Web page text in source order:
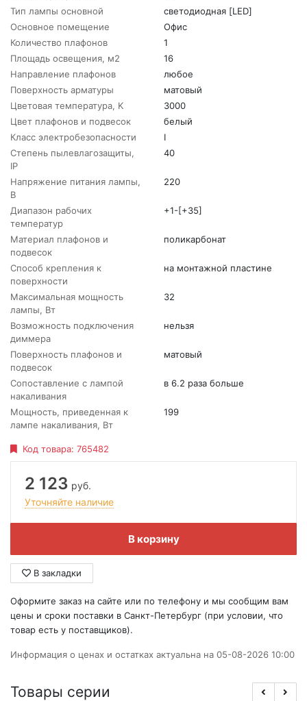
Тип лампы основной
светодиодная [LED]
Основное помещение
Офис
Количество плафонов
1
Площадь освещения, м2
16
Направление плафонов
любое
Поверхность арматуры
матовый
Цветовая температура, K
3000
Цвет плафонов и подвесок
белый
Класс электробезопасности
I
Степень пылевлагозащиты,
IP
40
Напряжение питания лампы,
В
220
Диапазон рабочих
температур
+1-[+35]
Материал плафонов и
подвесок
поликарбонат
Способ крепления к
поверхности
на монтажной пластине
Максимальная мощность
лампы, Вт
32
Возможность подключения
диммера
нельзя
Поверхность плафонов и
подвесок
матовый
Сопоставление с лампой
накаливания
в 6.2 раза больше
Мощность, приведенная к
лампе накаливания, Вт
199
Код товара: 765482
2 123 руб.
Уточняйте наличие
В корзину
В закладки
Оформите заказ на сайте или по телефону и мы сообщим вам
цены и сроки поставки в Санкт-Петербург (при условии, что
товар есть у поставщиков).
Информация о ценах и остатках актуальна на 05-08-2026 10:00
Товары серии